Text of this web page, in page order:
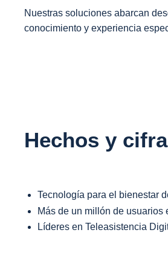
Nuestras soluciones abarcan
conocimiento y experiencia
Hechos y
Tecnología para el bienestar
Más de un millón de usuarios
Líderes en Teleasistencia